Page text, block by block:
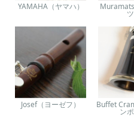
YAMAHA（ヤマハ）
ツ
Josef（ヨーゼフ） Buffet
ンポ